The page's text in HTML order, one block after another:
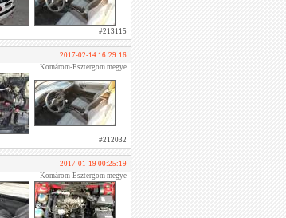
#213115
2017-02-14 16:29:16
Komárom-Esztergom megye
#212032
2017-01-19 00:25:19
Komárom-Esztergom megye